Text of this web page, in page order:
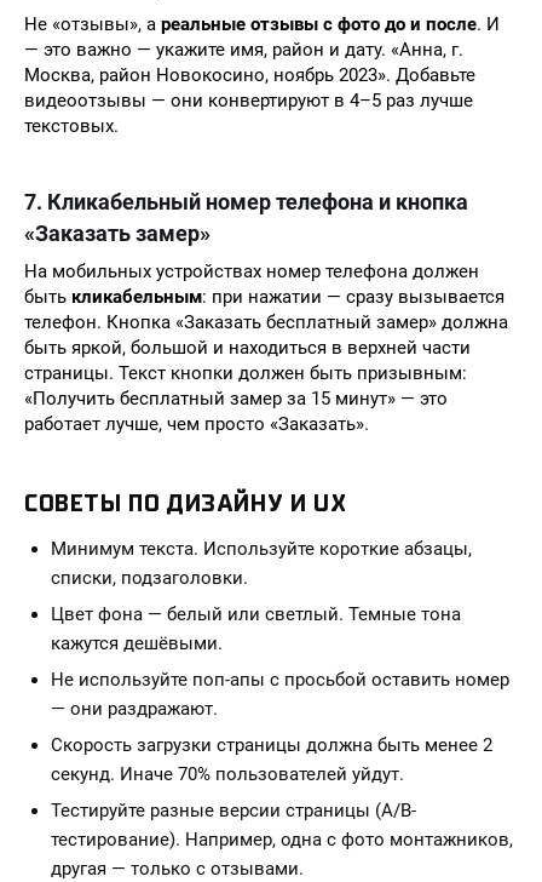
Не «отзывы», а реальные отзывы с фото до и после. И
— это важно — укажите имя, район и дату. «Анна, г.
Москва, район Новокосино, ноябрь 2023». Добавьте
видеоотзывы — они конвертируют в 4–5 раз лучше
текстовых.
7. Кликабельный номер телефона и кнопка
«Заказать замер»
На мобильных устройствах номер телефона должен
быть кликабельным: при нажатии — сразу вызывается
телефон. Кнопка «Заказать бесплатный замер» должна
быть яркой, большой и находиться в верхней части
страницы. Текст кнопки должен быть призывным:
«Получить бесплатный замер за 15 минут» — это
работает лучше, чем просто «Заказать».
СОВЕТЫ ПО ДИЗАЙНУ И UX
Минимум текста. Используйте короткие абзацы,
списки, подзаголовки.
Цвет фона — белый или светлый. Темные тона
кажутся дешёвыми.
Не используйте поп-апы с просьбой оставить номер
— они раздражают.
Скорость загрузки страницы должна быть менее 2
секунд. Иначе 70% пользователей уйдут.
Тестируйте разные версии страницы (A/B-
тестирование). Например, одна с фото монтажников,
другая — только с отзывами.